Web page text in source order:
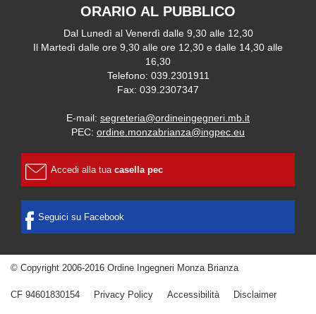
ORARIO AL PUBBLICO
Dal Lunedì al Venerdì dalle 9,30 alle 12,30
Il Martedì dalle ore 9,30 alle ore 12,30 e dalle 14,30 alle
16,30
Telefono: 039.2301911
Fax: 039.2307347
E-mail: segreteria@ordineingegneri.mb.it
PEC: ordine.monzabrianza@ingpec.eu
Accedi alla tua casella pec
Seguici su Facebook
© Copyright 2006-2016 Ordine Ingegneri Monza Brianza
CF 94601830154 Privacy Policy Accessibilità Disclaimer